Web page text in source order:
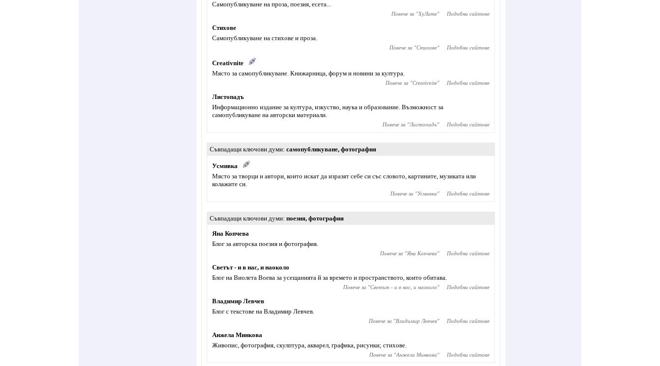
Самопубликуване на проза, поезия, есета...
Повече за "ХуЛите" Подобни сайтове
Стихове
Самопубликуване на стихове и проза.
Повече за "Стихове" Подобни сайтове
Creativnite
Място за самопубликуване. Книжарница, форум и новини за култура.
Повече за "Creativnite" Подобни сайтове
Листопадъ
Информационно издание за култура, изкуство, наука и образование. Възможност за
самопубликуване на авторски материали.
Повече за "Листопадъ" Подобни сайтове
Съвпадащи ключови думи самопубликуване, фотография
Усмивка
Място за творци и автори, които искат да изразят себе си със словото, картините, музиката или
колажите си.
Повече за "Усмивка" Подобни сайтове
Съвпадащи ключови думи поезия, фотография
Яна Копчева
Блог за авторска поезия и фотография.
Повече за "Яна Копчева" Подобни сайтове
Светът - и в нас, и наоколо
Блог на Виолета Воева за усещанията й за времето и пространството, които обитава.
Повече за "Светът - и в нас, и наоколо" Подобни сайтове
Владимир Левчев
Блог с текстове на Владимир Левчев.
Повече за "Владимир Левчев" Подобни сайтове
Анжела Минкова
Живопис, фотография, скулптура, акварел, графика, рисунки; стихове.
Повече за "Анжела Минкова" Подобни сайтове